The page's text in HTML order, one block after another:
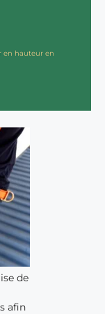
en hauteur en
de
afin